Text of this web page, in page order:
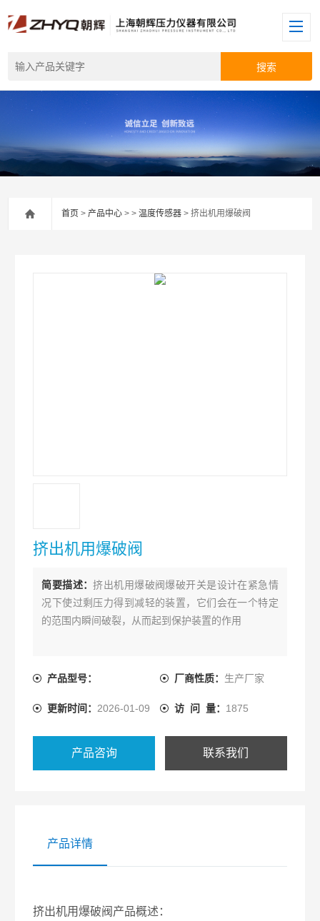
首页 >产品中心 > >温度传感器 > 挤出机用爆破阀
挤出机用爆破阀
简要描述：挤出机用爆破阀爆破开关是设计在紧急情
况下使过剩压力得到减轻的装置，它们会在一个特定
的范围内瞬间破裂，从而起到保护装置的作用
产品型号： 厂商性质： 生产厂家
更新时间： 2026-01-09 访 问 量： 1875
产品咨询 联系我们
产品详情
挤出机用爆破阀产品概述：